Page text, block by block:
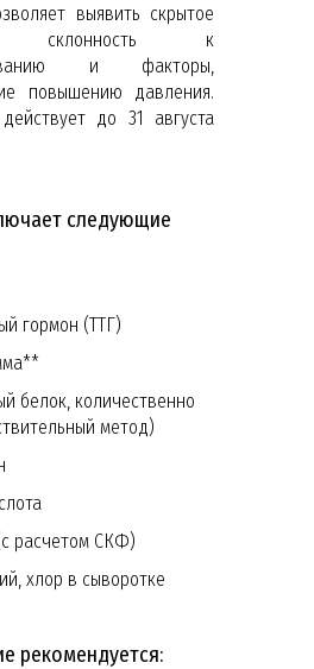
выявить скрытое
склонность к
и факторы,
повышению давления.
до 31 августа
следующие
гормон (ТТГ)
белок, количественно
метод)
расчетом СКФ)
хлор в сыворотке
рекомендуется: